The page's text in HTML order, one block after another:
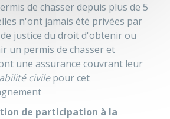
de chasser depuis plus de 5
n'ont jamais été privées par
justice du droit d'obtenir ou
un permis de chasser et
une assurance couvrant leur
civilepour cet
de participation à la